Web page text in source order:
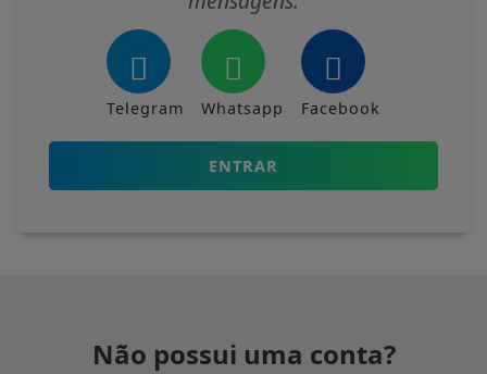
Telegram Whatsapp Facebook
ENTRAR
Não possui uma conta?